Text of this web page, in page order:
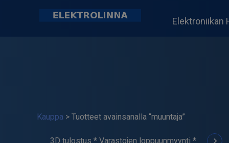
Elektroniikan
Kauppa > Tuotteet avainsanalla “muuntaja”
keyboard_arrow_down
3D tulostus * Varastojen loppuunmyynti *